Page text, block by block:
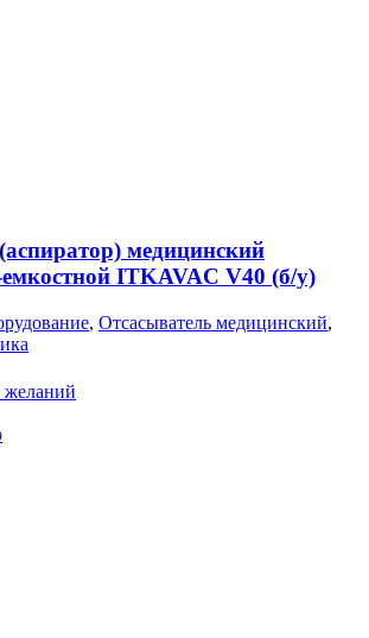
медицинский
ITKAVAC V40 (б/у)
, Отсасыватель медицинский,
желаний